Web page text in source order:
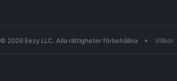
© 2026 Eezy LLC. Alla rättigheter förbehållna • Villkor